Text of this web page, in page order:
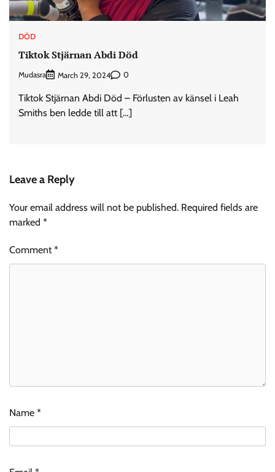
DÖD
Tiktok Stjärnan Abdi Död
Mudasra March 29, 2024 0
Tiktok Stjärnan Abdi Död – Förlusten av känsel i Leah
Smiths ben ledde till att […]
Leave a Reply
Your email address will not be published. Required fields are
marked *
Comment*
Name *